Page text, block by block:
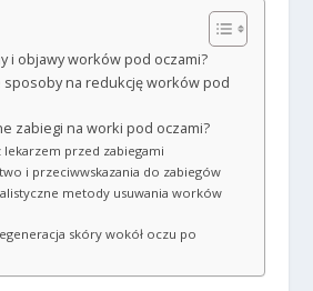
i objawy worków pod oczami?
sposoby na redukcję worków pod
zabiegi na worki pod oczami?
lekarzem przed zabiegami
i przeciwwskazania do zabiegów
metody usuwania worków
skóry wokół oczu po